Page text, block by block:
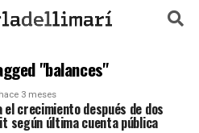
"balances"
hace 3 meses
el crecimiento después de dos
según última cuenta pública